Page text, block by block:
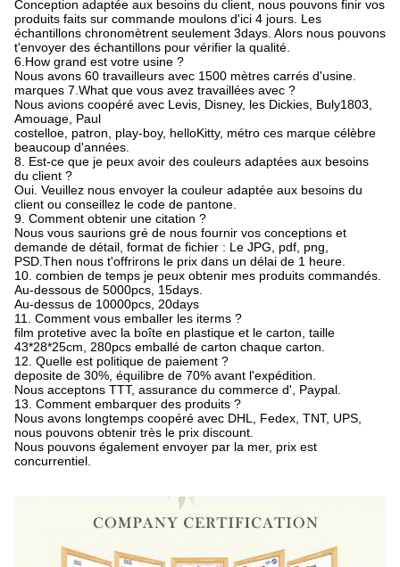
Conception adaptée aux besoins du client, nous pouvons finir vos
produits faits sur commande moulons d'ici 4 jours. Les
échantillons chronomètrent seulement 3days. Alors nous pouvons
t'envoyer des échantillons pour vérifier la qualité.
6.How grand est votre usine ?
Nous avons 60 travailleurs avec 1500 mètres carrés d'usine.
marques 7.What que vous avez travaillées avec ?
Nous avions coopéré avec Levis, Disney, les Dickies, Buly1803,
Amouage, Paul
costelloe, patron, play-boy, helloKitty, métro ces marque célèbre
beaucoup d'années.
8. Est-ce que je peux avoir des couleurs adaptées aux besoins
du client ?
Oui. Veuillez nous envoyer la couleur adaptée aux besoins du
client ou conseillez le code de pantone.
9. Comment obtenir une citation ?
Nous vous saurions gré de nous fournir vos conceptions et
demande de détail, format de fichier : Le JPG, pdf, png,
PSD.Then nous t'offrirons le prix dans un délai de 1 heure.
10. combien de temps je peux obtenir mes produits commandés.
Au-dessous de 5000pcs, 15days.
Au-dessus de 10000pcs, 20days
11. Comment vous emballer les iterms ?
film protetive avec la boîte en plastique et le carton, taille
43*28*25cm, 280pcs emballé de carton chaque carton.
12. Quelle est politique de paiement ?
deposite de 30%, équilibre de 70% avant l'expédition.
Nous acceptons TTT, assurance du commerce d', Paypal.
13. Comment embarquer des produits ?
Nous avons longtemps coopéré avec DHL, Fedex, TNT, UPS,
nous pouvons obtenir très le prix discount.
Nous pouvons également envoyer par la mer, prix est
concurrentiel.